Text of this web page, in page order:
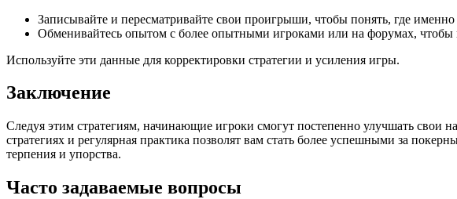
Записывайте и пересматривайте свои проигрыши, чтобы понять, где
Обменивайтесь опытом с более опытными игроками или на форумах, чтобы
Используйте эти данные для корректировки стратегии и усиления игры.
Заключение
Следуя этим стратегиям, начинающие игроки смогут постепенно улучшать свои
стратегиях и регулярная практика позволят вам стать более успешными за
терпения и упорства.
Часто задаваемые вопросы